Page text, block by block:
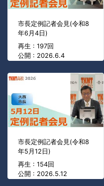
市長定例記者会見(令和8
年6月4日)
再生 : 197回
公開 : 2026.6.4
市長定例記者会見(令和8
年5月12日)
再生 : 154回
公開 : 2026.5.12